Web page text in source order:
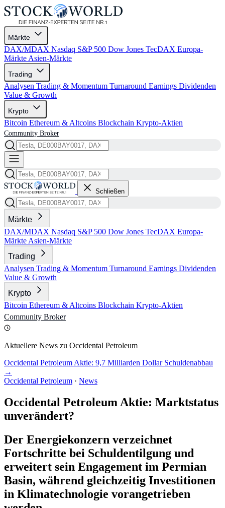
Märkte
DAX/MDAX Nasdaq S&P 500 Dow Jones TecDAX Europa-
Märkte Asien-Märkte
Trading
Analysen Trading & Momentum Turnaround Earnings Dividenden
Value & Growth
Krypto
Bitcoin Ethereum & Altcoins Blockchain Krypto-Aktien
Community Broker
Schließen
Märkte
DAX/MDAX Nasdaq S&P 500 Dow Jones TecDAX Europa-
Märkte Asien-Märkte
Trading
Analysen Trading & Momentum Turnaround Earnings Dividenden
Value & Growth
Krypto
Bitcoin Ethereum & Altcoins Blockchain Krypto-Aktien
Community Broker
Aktuellere News zu Occidental Petroleum
Occidental Petroleum Aktie: 9,7 Milliarden Dollar Schuldenabbau
→
Occidental Petroleum · News
Occidental Petroleum Aktie: Marktstatus
unverändert?
Der Energiekonzern verzeichnet
Fortschritte bei Schuldentilgung und
erweitert sein Engagement im Permian
Basin, während gleichzeitig Investitionen
in Klimatechnologie vorangetrieben